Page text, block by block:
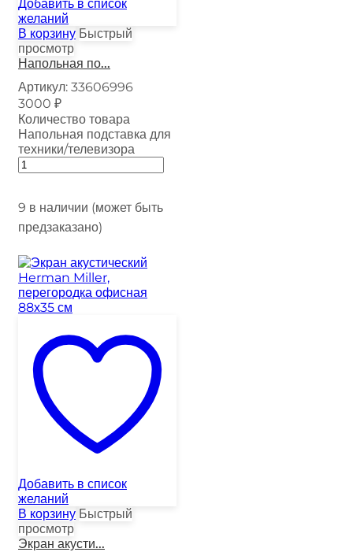
Добавить в список
желаний
В корзину Быстрый
просмотр
Напольная по...
Артикул: 33606996
3000 ₽
Количество товара
Напольная подставка для
техники/телевизора
9 в наличии (может быть
предзаказано)
Добавить в список
желаний
В корзину Быстрый
просмотр
Экран акусти...